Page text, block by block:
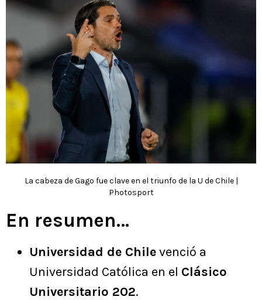
La cabeza de Gago fue clave en el triunfo de la U de Chile |
Photosport
En resumen…
Universidad de Chilevenció a
Universidad Católica en el Clásico
Universitario 202.